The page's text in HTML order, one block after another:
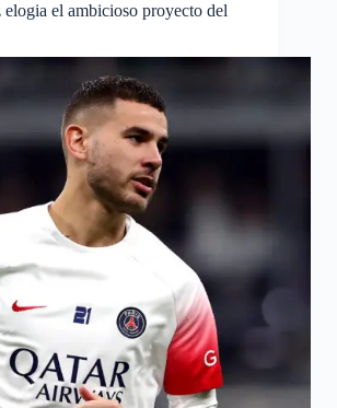
el ambicioso proyecto del